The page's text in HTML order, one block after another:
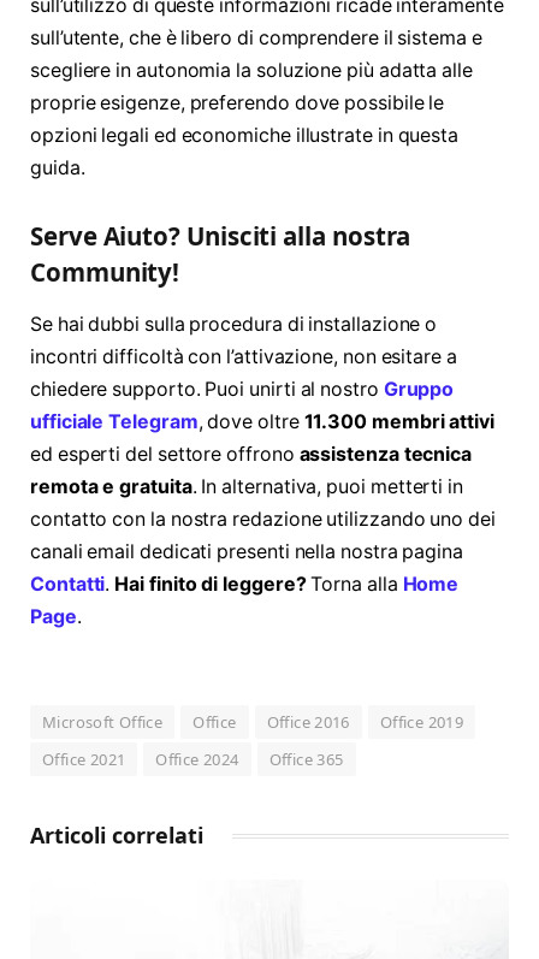
sull’utilizzo di queste informazioni ricade interamente
sull’utente, che è libero di comprendere il sistema e
scegliere in autonomia la soluzione più adatta alle
proprie esigenze, preferendo dove possibile le
opzioni legali ed economiche illustrate in questa
guida.
Serve Aiuto? Unisciti alla nostra
Community!
Se hai dubbi sulla procedura di installazione o
incontri difficoltà con l’attivazione, non esitare a
chiedere supporto. Puoi unirti al nostro Gruppo
ufficiale Telegram, dove oltre 11.300 membri attivi
ed esperti del settore offrono assistenza tecnica
remota e gratuita. In alternativa, puoi metterti in
contatto con la nostra redazione utilizzando uno dei
canali email dedicati presenti nella nostra pagina
Contatti. Hai finito di leggere?Torna alla Home
Page.
Microsoft Office Office Office 2016
Office 2019
Office 2021
Office 2024 Office 365
Articoli correlati